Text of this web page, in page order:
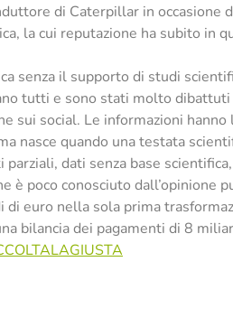
di Caterpillar in occasione
la cui reputazione ha subito in
senza il supporto di studi
tutti e sono stati molto
sui social. Le informazioni
nasce quando una testata
dati senza base scientifica,
è poco conosciuto
euro nella sola prima
bilancia dei pagamenti di 8